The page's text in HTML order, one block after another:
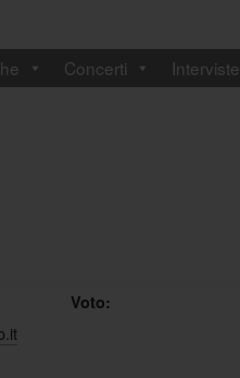
Concerti Interviste
Voto: